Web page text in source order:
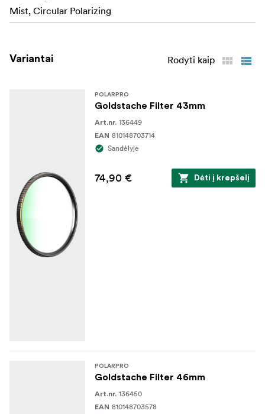
Mist, Circular Polarizing
Variantai Rodyti kaip
POLARPRO
Goldstache Filter 43mm
Art.nr. 136449
EAN 810148703714
Sandėlyje
74,90 € Dėti į krepšelį
POLARPRO
Goldstache Filter 46mm
Art.nr. 136450
EAN 810148703578